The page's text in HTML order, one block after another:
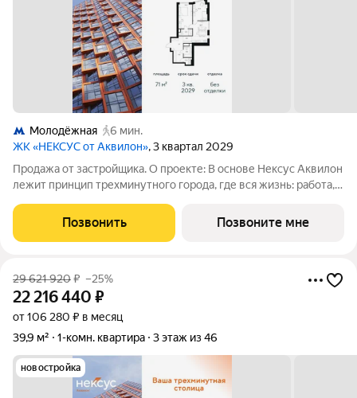
Молодёжная
6 мин.
ЖК «НЕКСУС от Аквилон», 3 квартал 2029
Продажа от застройщика. О проекте: В основе Нексус Аквилон
лежит принцип трехминутного города, где вся жизнь: работа,
шаговой доступности. Он не просто экономит время, а
кардинально
Позвонить Позвоните мне
29 621 920₽ –25%
22 216 440 ₽
от 106 280 ₽ в месяц
39,9 м²
1-комн. квартира 3 этаж из 46
новостройка